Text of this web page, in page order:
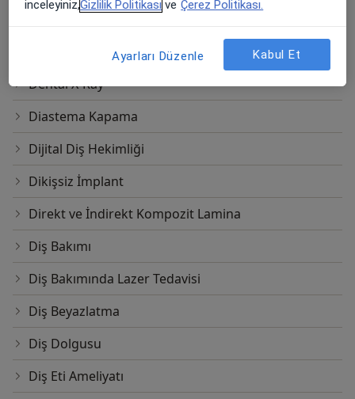
Dental Anestezi
Dental X-Ray
Diastema Kapama
Dijital Diş Hekimliği
Dikişsiz İmplant
Direkt ve İndirekt Kompozit Lamina
Diş Bakımı
Diş Bakımında Lazer Tedavisi
Diş Beyazlatma
Diş Dolgusu
Diş Eti Ameliyatı
inceleyiniz,Gizlilik Politikası ve Çerez Politikası.
Ayarları Düzenle Kabul Et